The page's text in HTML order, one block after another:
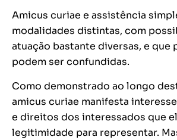
Amicus curiae e assistência
modalidades distintas, com
atuação bastante diversas, e que
podem ser confundidas.
Como demonstrado ao longo
amicus curiae manifesta
e direitos dos interessados que
legitimidade para representar.